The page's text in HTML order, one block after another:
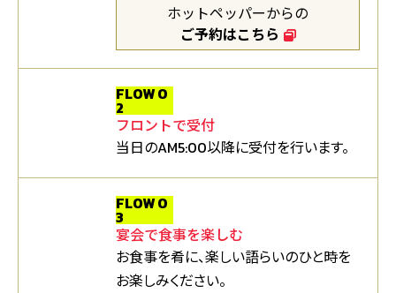
ホットペッパーからの
ご予約はこちら
FLOW 0
2
フロントで受付
当日のAM5:00以降に受付を行います。
FLOW 0
3
宴会で食事を楽しむ
お食事を肴に、楽しい語らいのひと時を
お楽しみください。